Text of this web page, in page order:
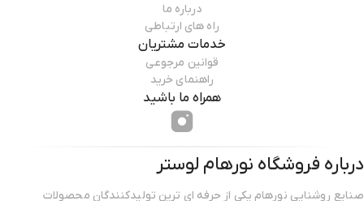
درباره ما
راه های ارتباطی
خدمات مشتریان
قوانین مرجوعی
راهنمای خرید
همراه ما باشید
درباره فروشگاه نورهام لوستر
صنایع روشنایی نورهام یکی از حرفه ای ترین تولیدکنندگان محصولات